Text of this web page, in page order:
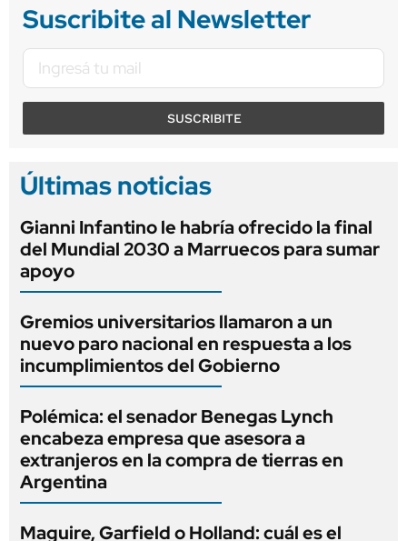
Suscribite al Newsletter
SUSCRIBITE
Últimas noticias
Gianni Infantino le habría ofrecido la final
del Mundial 2030 a Marruecos para sumar
apoyo
Gremios universitarios llamaron a un
nuevo paro nacional en respuesta a los
incumplimientos del Gobierno
Polémica: el senador Benegas Lynch
encabeza empresa que asesora a
extranjeros en la compra de tierras en
Argentina
Maguire, Garfield o Holland: cuál es el